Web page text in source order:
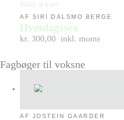
Tilføj til kurv
AF SIRI DALSMO BERGE
Hverdagssex
kr. 300,00 inkl. moms
Fagbøger til voksne
AF JOSTEIN GAARDER